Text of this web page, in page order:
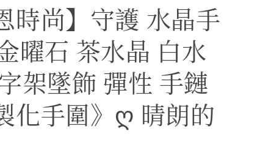
時尚】守護 水晶手
曜石 茶水晶 白水
架墜飾 彈性 手鏈
化手圍》ღ 晴朗的